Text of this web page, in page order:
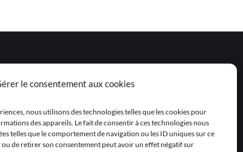
le consentement aux cookies
nous utilisons des technologies telles que les cookies pour
des appareils. Le fait de consentir à ces technologies nous
telles que le comportement de navigation ou les ID uniques sur ce
ou de retirer son consentement peut avoir un effet négatif sur